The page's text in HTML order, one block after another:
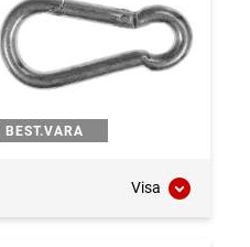
BEST.VARA
Visa